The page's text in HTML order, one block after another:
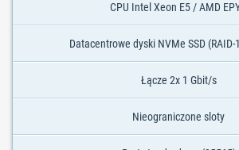
CPU Intel Xeon E5 / AMD
Datacentrowe dyski NVMe SSD (RAID-
Łącze 2x 1 Gbit/s
Nieograniczone sloty